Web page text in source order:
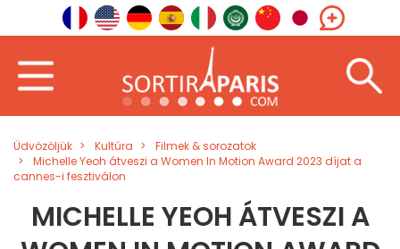
Üdvözöljük Kultúra
Filmek & sorozatok
Michelle Yeoh átveszi a Women In Motion Award 2023 díjat a
cannes-i fesztiválon
MICHELLE YEOH ÁTVESZI A